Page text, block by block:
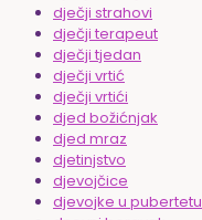
dječji strahovi
dječji terapeut
dječji tjedan
dječji vrtić
dječji vrtići
djed božićnjak
djed mraz
djetinjstvo
djevojčice
djevojke u pubertetu